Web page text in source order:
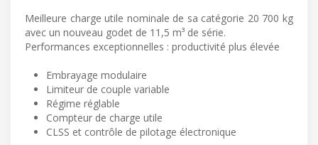
Meilleure charge utile nominale de sa catégorie 20 700 kg
avec un nouveau godet de 11,5 m³ de série.
Performances exceptionnelles : productivité plus élevée
Embrayage modulaire
Limiteur de couple variable
Régime réglable
Compteur de charge utile
CLSS et contrôle de pilotage électronique